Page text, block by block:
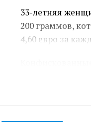
33-летняя
200 граммов,
4,60 евро за